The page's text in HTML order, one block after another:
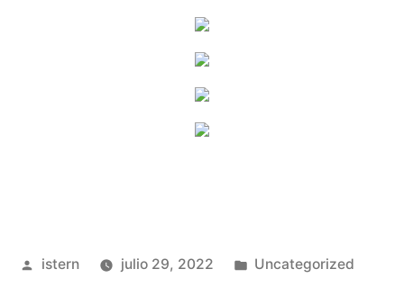
Publicado
istern julio 29, 2022
Publicado
Uncategorized